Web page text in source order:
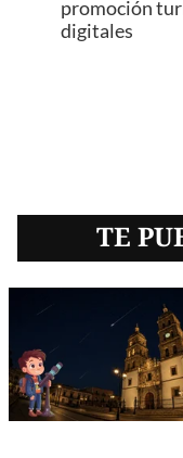
promoción
digitales
TE